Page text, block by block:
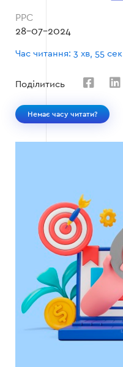
PPC
28-07-2024
Час читання: 3 хв, 55 сек
Поділитись
Немає часу читати?